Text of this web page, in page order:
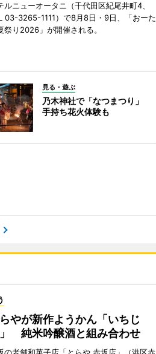
ルニューオータニ（千代田区紀尾井町4、
03-3265-1111）で8月8日・9日、「おーた
祭り2026」が開催される。
見る・遊ぶ
乃木神社で「なつまつり」
手持ち花火体験も
やが新作ようかん「いちじ
純米吟醸酒と組み合わせ